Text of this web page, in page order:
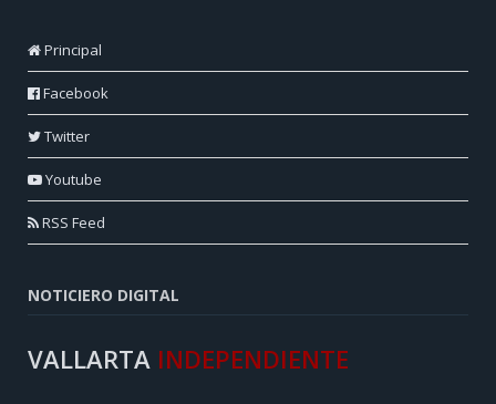
Principal
Facebook
Twitter
Youtube
RSS Feed
NOTICIERO DIGITAL
VALLARTA INDEPENDIENTE